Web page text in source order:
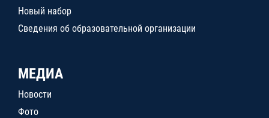
Новый набор
Сведения об образовательной организации
МЕДИА
Новости
Фото